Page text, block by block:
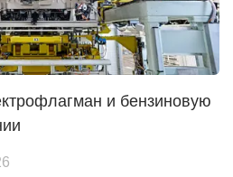
и бензиновую